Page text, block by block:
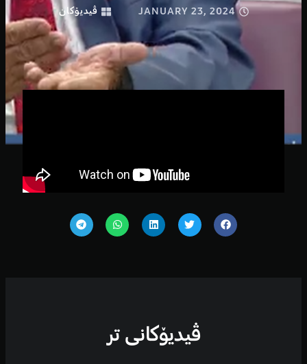
JANUARY 23, 2024 ڤیدیۆكان
ڤیدیۆكانی تر